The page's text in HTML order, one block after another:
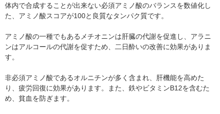
体内で合成することが出来ない必須アミノ酸のバランスを数値化し
た、アミノ酸スコアが100と良質なタンパク質です。
アミノ酸の一種でもあるメチオニンは肝臓の代謝を促進し、アラニ
ンはアルコールの代謝を促すため、二日酔いの改善に効果がありま
す。
非必須アミノ酸であるオルニチンが多く含まれ、肝機能を高めた
り、疲労回復に効果があります。また、鉄やビタミンB12を含むた
め、貧血を防ぎます。